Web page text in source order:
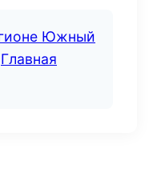
Южный
Главная